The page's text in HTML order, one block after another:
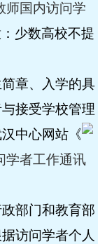
师国内访问学
少数高校不提
章、入学的具
接受学校管理
中心网站《
学者工作通讯
部门和教育部
访问学者个人